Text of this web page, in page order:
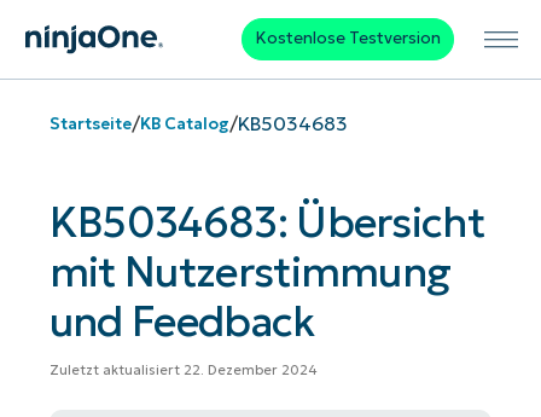
Kostenlose Testversion
Startseite/KB Catalog/KB5034683
KB5034683: Übersicht
mit Nutzerstimmung
und Feedback
Zuletzt aktualisiert 22. Dezember 2024